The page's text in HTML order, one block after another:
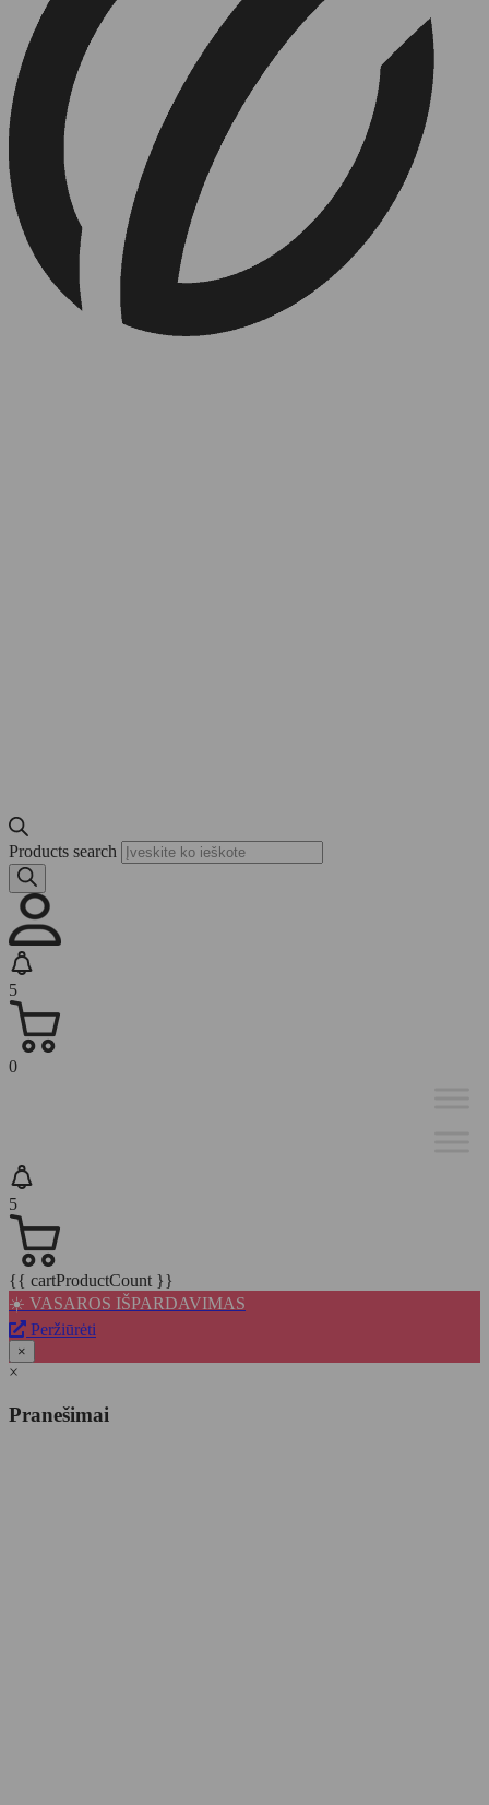
Products search
5
0
5
{{ cartProductCount }}
☀️ VASAROS IŠPARDAVIMAS
Peržiūrėti
×
×
Pranešimai